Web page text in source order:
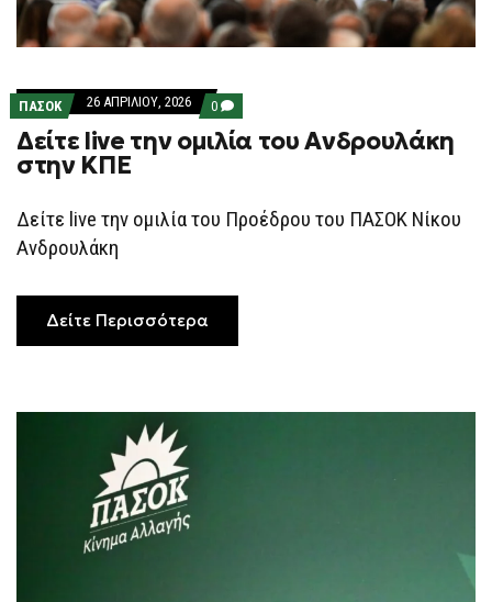
ΠΑΣΟΚ 26 ΑΠΡΙΛΊΟΥ, 2026 0 COMMENTS
ON
ΔΕΊΤΕ
LIVE
ΑΝΔΡΟΥΛΆΚΗ
Δείτε live την ομιλία του Ανδρουλάκη
στην ΚΠΕ
Δείτε live την ομιλία του Προέδρου του ΠΑΣΟΚ Νίκου
Ανδρουλάκη
Δείτε Περισσότερα